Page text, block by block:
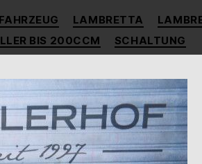
KategorienLAMBRETTA
BIS 200CCM SCHALTUNG